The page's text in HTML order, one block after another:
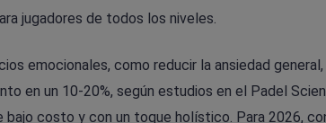
jugadores de todos los niveles.
emocionales, como reducir la ansiedad
en un 10-20%, según estudios en el Padel
bajo costo y con un toque holístico. Para 2026,